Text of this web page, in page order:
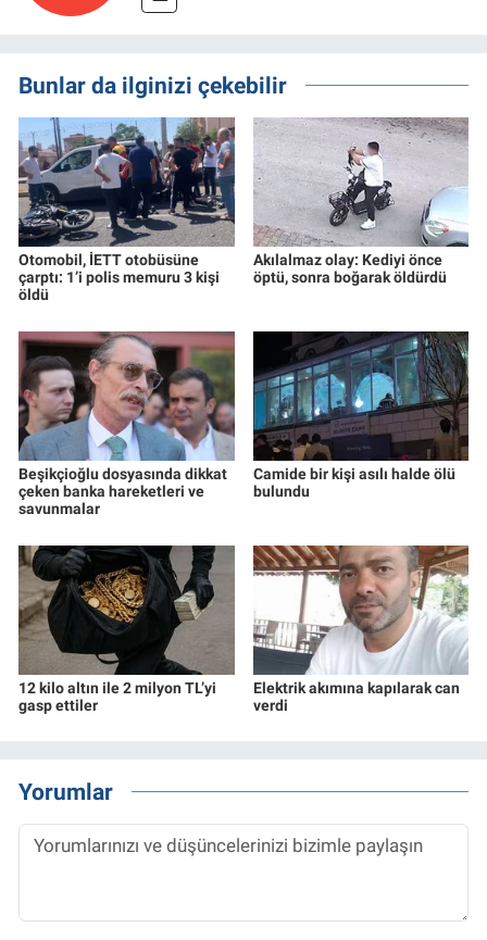
Bunlar da ilginizi çekebilir
Otomobil, İETT otobüsüne
çarptı: 1’i polis memuru 3 kişi
öldü
Akılalmaz olay: Kediyi önce
öptü, sonra boğarak öldürdü
Beşikçioğlu dosyasında dikkat
çeken banka hareketleri ve
savunmalar
Camide bir kişi asılı halde ölü
bulundu
12 kilo altın ile 2 milyon TL’yi
gasp ettiler
Elektrik akımına kapılarak can
verdi
Yorumlar